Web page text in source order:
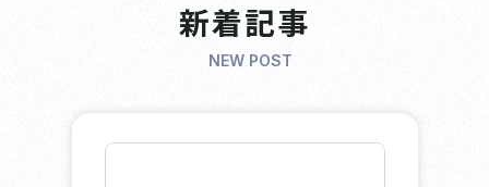
新着記事
NEW POST